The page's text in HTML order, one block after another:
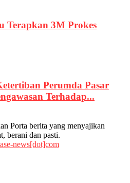
Terapkan 3M Prokes
Perumda Pasar
Terhadap...
Porta berita yang menyajikan
berani dan pasti.
news[dot]com